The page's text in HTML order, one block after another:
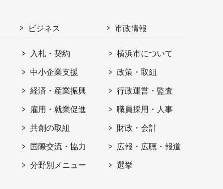
ビジネス
入札・契約
中小企業支援
経済・産業振興
雇用・就業促進
共創の取組
国際交流・協力
分野別メニュー
市政情報
横浜市について
政策・取組
行政運営・監査
職員採用・人事
財政・会計
広報・広聴・報道
選挙